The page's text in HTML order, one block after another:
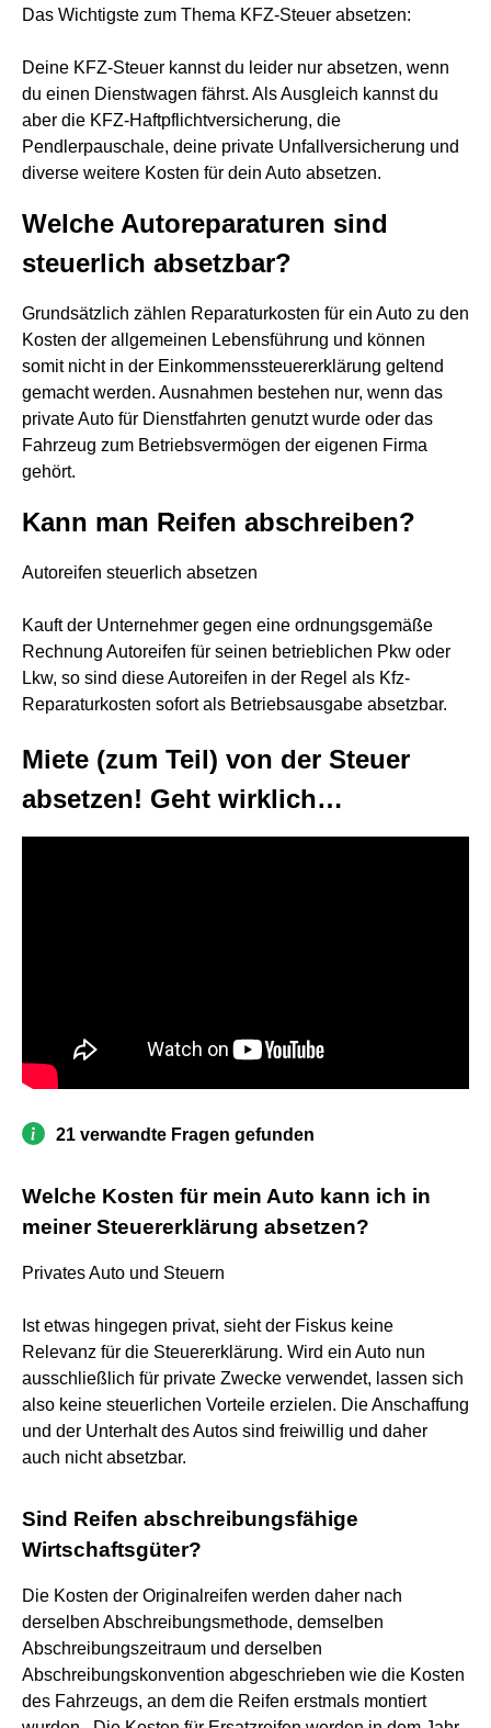
Das Wichtigste zum Thema KFZ-Steuer absetzen:
Deine KFZ-Steuer kannst du leider nur absetzen, wenn
du einen Dienstwagen fährst. Als Ausgleich kannst du
aber die KFZ-Haftpflichtversicherung, die
Pendlerpauschale, deine private Unfallversicherung und
diverse weitere Kosten für dein Auto absetzen.
Welche Autoreparaturen sind
steuerlich absetzbar?
Grundsätzlich zählen Reparaturkosten für ein Auto zu den
Kosten der allgemeinen Lebensführung und können
somit nicht in der Einkommenssteuererklärung geltend
gemacht werden. Ausnahmen bestehen nur, wenn das
private Auto für Dienstfahrten genutzt wurde oder das
Fahrzeug zum Betriebsvermögen der eigenen Firma
gehört.
Kann man Reifen abschreiben?
Autoreifen steuerlich absetzen
Kauft der Unternehmer gegen eine ordnungsgemäße
Rechnung Autoreifen für seinen betrieblichen Pkw oder
Lkw, so sind diese Autoreifen in der Regel als Kfz-
Reparaturkosten sofort als Betriebsausgabe absetzbar.
Miete (zum Teil) von der Steuer
absetzen! Geht wirklich…
21 verwandte Fragen gefunden
Welche Kosten für mein Auto kann ich in
meiner Steuererklärung absetzen?
Privates Auto und Steuern
Ist etwas hingegen privat, sieht der Fiskus keine
Relevanz für die Steuererklärung. Wird ein Auto nun
ausschließlich für private Zwecke verwendet, lassen sich
also keine steuerlichen Vorteile erzielen. Die Anschaffung
und der Unterhalt des Autos sind freiwillig und daher
auch nicht absetzbar.
Sind Reifen abschreibungsfähige
Wirtschaftsgüter?
Die Kosten der Originalreifen werden daher nach
derselben Abschreibungsmethode, demselben
Abschreibungszeitraum und derselben
Abschreibungskonvention abgeschrieben wie die Kosten
des Fahrzeugs, an dem die Reifen erstmals montiert